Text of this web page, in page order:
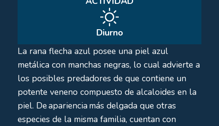
Diurno
La rana flecha azul posee una piel azul
metálica con manchas negras, lo cual advierte a
los posibles predadores de que contiene un
potente veneno compuesto de alcaloides en la
piel. Deapariencia más delgada que otras
especies de la misma familia, cuentan con